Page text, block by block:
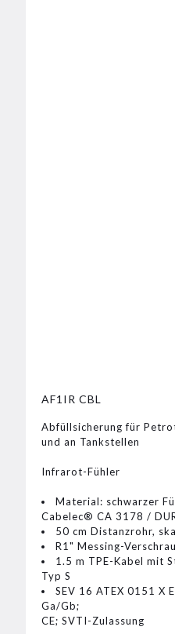
AF1IR CBL
Abfüllsicherung für
und an Tankstellen
Infrarot-Fühler
Material: schwarzer
Cabelec® CA 3178 /
50 cm Distanzrohr,
R1" Messing-
1.5 m TPE-Kabel mit
Typ S
SEV 16 ATEX 0151 X
Ga/Gb;
CE; SVTI-Zulassung